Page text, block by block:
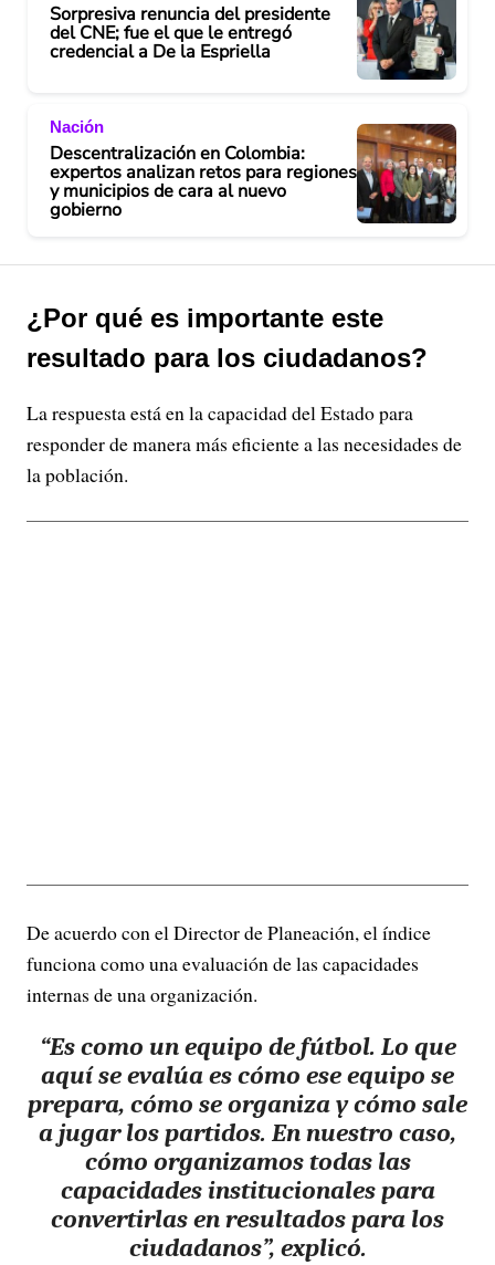
Sorpresiva renuncia del presidente
del CNE; fue el que le entregó
credencial a De la Espriella
Nación
Descentralización en Colombia:
expertos analizan retos para regiones
y municipios de cara al nuevo
gobierno
¿Por qué es importante este
resultado para los ciudadanos?
La respuesta está en la capacidad del Estado para
responder de manera más eficiente a las necesidades de
la población.
De acuerdo con el Director de Planeación, el índice
funciona como una evaluación de las capacidades
internas de una organización.
“Es como un equipo de fútbol. Lo que
aquí se evalúa es cómo ese equipo se
prepara, cómo se organiza y cómo sale
a jugar los partidos. En nuestro caso,
cómo organizamos todas las
capacidades institucionales para
convertirlas en resultados para los
ciudadanos”, explicó.